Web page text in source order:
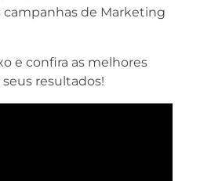
campanhas de Marketing
e confira as melhores
seus resultados!